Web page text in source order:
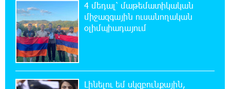
11:34:10 6-08-2026
ՊԱՏՄՈՒԹՅԱՆ ԱՅՍ ՕՐԸ (6 օգոստոսի).
Ազդարարվել է Հյուսիս-Հարավ
ավտոմայրուղու շինարարության մեկնարկը. «Փաստ»
4 մեդալ՝ մաթեմատիկական
միջազգային ուսանողական
օլիմպիադայում
Լինելու եմ սկզբունքային,